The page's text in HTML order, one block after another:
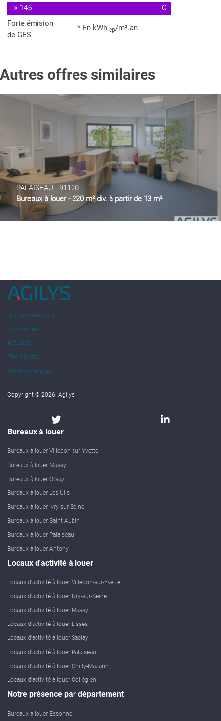
> 145
G
Forte émision
de GES
* En kWhep/m².an
Autres offres similaires
PALAISEAU - 91120
Bureaux à louer - 220 m² div. à partir de 13 m²
Qui sommes nous
Nos métiers
Actualités
Plan du site
Mentions légales
Copyright © 2026. Agilys
Bureaux à louer
Bureaux à louer Villebon-sur-Yvette
Bureaux à louer Massy
Bureaux à louer Orsay
Bureaux à louer Les Ulis
Bureaux à louer Ivry-sur-Seine
Bureaux à louer Saint-Aubin
Bureaux à louer Palaiseau
Bureaux à louer Antony
Locaux d'activité à louer
Locaux d'activité à louer Villebon-sur-Yvette
Locaux d'activité à louer Ivry-sur-Seine
Locaux d'activité à louer Massy
Locaux d'activité à louer Lisses
Locaux d'activité à louer Saclay
Locaux d'activité à louer Palaiseau
Locaux d'activité à louer Chilly-Mazarin
Locaux d'activité à louer Collégien
Notre présence par département
Bureaux à louer Essonne